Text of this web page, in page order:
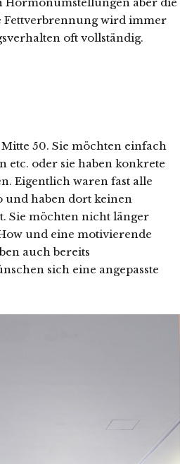
Fettverbrennung wird immer
oft vollständig.
50. Sie möchten einfach
etc. oder sie haben konkrete
Eigentlich waren fast alle
und haben dort keinen
Sie möchten nicht länger
und eine motivierende
auch bereits
sich eine angepasste